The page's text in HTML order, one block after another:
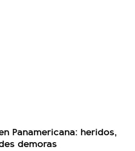
Panamericana: heridos,
demoras